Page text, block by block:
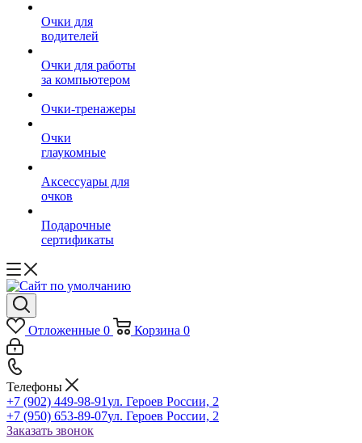
Очки для
водителей
Очки для работы
за компьютером
Очки-тренажеры
Очки
глаукомные
Аксессуары для
очков
Подарочные
сертификаты
Отложенные 0 Корзина 0
Телефоны
+7 (902) 449-98-91ул. Героев России, 2
+7 (950) 653-89-07ул. Героев России, 2
Заказать звонок